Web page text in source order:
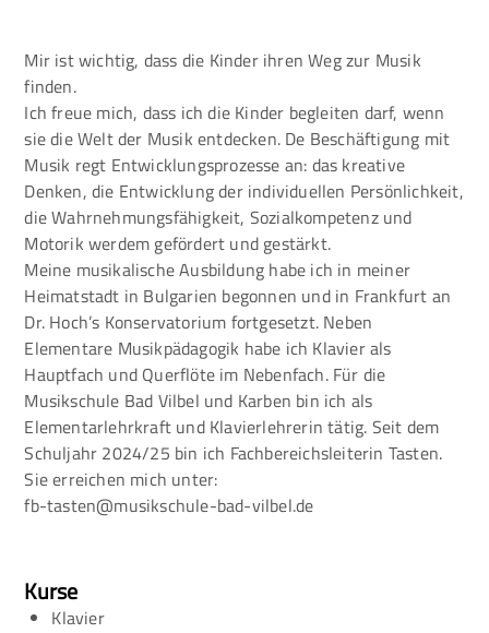
Mir ist wichtig, dass die Kinder ihren Weg zur Musik
finden.
Ich freue mich, dass ich die Kinder begleiten darf, wenn
sie die Welt der Musik entdecken. De Beschäftigung mit
Musik regt Entwicklungsprozesse an: das kreative
Denken, die Entwicklung der individuellen Persönlichkeit,
die Wahrnehmungsfähigkeit, Sozialkompetenz und
Motorik werdem gefördert und gestärkt.
Meine musikalische Ausbildung habe ich in meiner
Heimatstadt in Bulgarien begonnen und in Frankfurt an
Dr. Hoch’s Konservatorium fortgesetzt. Neben
Elementare Musikpädagogik habe ich Klavier als
Hauptfach und Querflöte im Nebenfach. Für die
Musikschule Bad Vilbel und Karben bin ich als
Elementarlehrkraft und Klavierlehrerin tätig. Seit dem
Schuljahr 2024/25 bin ich Fachbereichsleiterin Tasten.
Sie erreichen mich unter:
fb-tasten@musikschule-bad-vilbel.de
Kurse
Klavier